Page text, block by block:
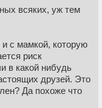
всяких, уж тем
и с мамкой, которую
риск
в какой нибудь
друзей. Это
Да похоже что